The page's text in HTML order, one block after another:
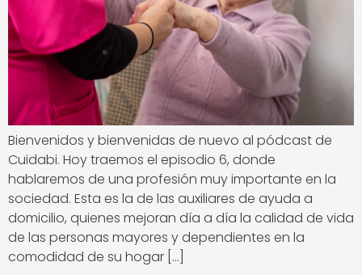
Bienvenidos y bienvenidas de nuevo al pódcast de
Cuidabi. Hoy traemos el episodio 6, donde
hablaremos de una profesión muy importante en la
sociedad. Esta es la de las auxiliares de ayuda a
domicilio, quienes mejoran día a día la calidad de vida
de las personas mayores y dependientes en la
comodidad de su hogar […]